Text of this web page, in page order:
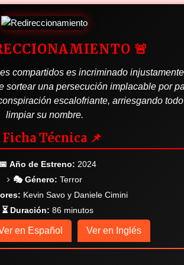
🚨
compartidos es incriminado
sortear una persecución implacable por
escalofriante, arriesgando
limpiar su nombre.
Ficha Técnica 📌
📅 Año de Estreno: 2024
🎭 Género: Terror
Kevin Savo y Daniele Cimini
⏳ Duración: 86 minutos
en Español Ver en Inglés